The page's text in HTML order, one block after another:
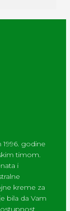
godine
timom.
i
kreme za
bila da Vam